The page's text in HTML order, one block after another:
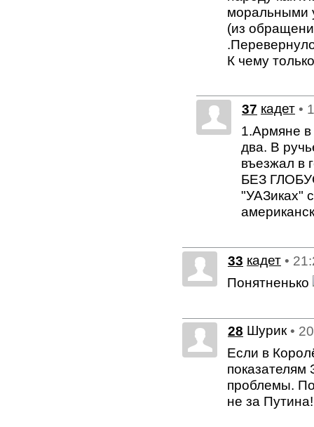
моральными
(из
К чему
37 кадет •
1.Армяне в
два. В
въезжал в
БЕЗ
"УАЗиках"
33 кадет •
Понятненько
28 Шурик •
Если в
проблемы.
не за